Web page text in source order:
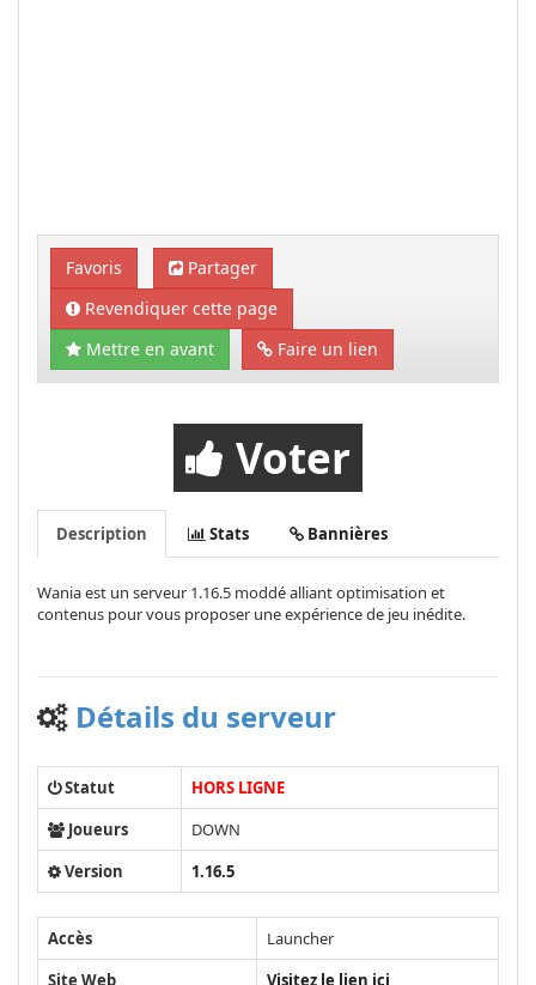
Favoris
Partager
Revendiquer cette page
Mettre en avant
Faire un lien
Voter
Description Stats Bannières
Wania est un serveur 1.16.5 moddé alliant optimisation et
contenus pour vous proposer une expérience de jeu inédite.
Détails du serveur
Statut
HORS LIGNE
Joueurs
DOWN
Version
1.16.5
Accès
Launcher
Site Web
Visitez le lien ici